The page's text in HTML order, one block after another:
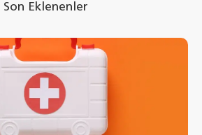
Son Eklenenler